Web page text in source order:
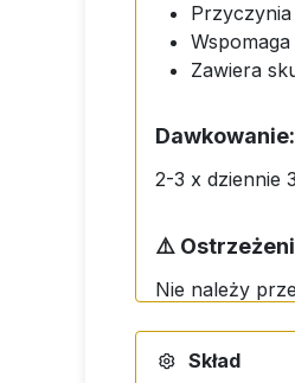
Zawiera
Dawkowanie:
2-3 x dziennie
⚠️
Nie należy
poniżej 25°C.
Skład